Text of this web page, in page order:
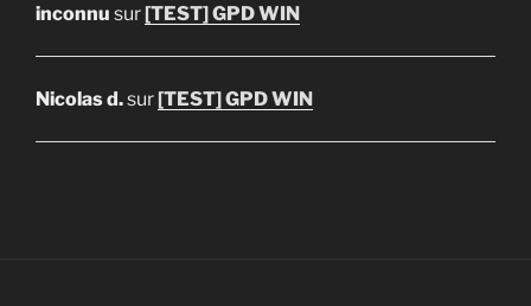
inconnu sur[TEST] GPD WIN
Nicolas d.sur[TEST] GPD WIN